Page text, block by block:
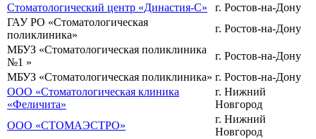
Стоматологический центр «Династия-С»
г. Ростов-на-Дону
ГАУ РО «Стоматологическая
поликлиника»
г. Ростов-на-Дону
МБУЗ «Стоматологическая поликлиника
№1 »
г. Ростов-на-Дону
МБУЗ «Стоматологическая поликлиника» г. Ростов-на-Дону
ООО «Стоматологическая клиника
«Феличита»
г. Нижний
Новгород
ООО «СТОМАЭСТРО»
г. Нижний
Новгород